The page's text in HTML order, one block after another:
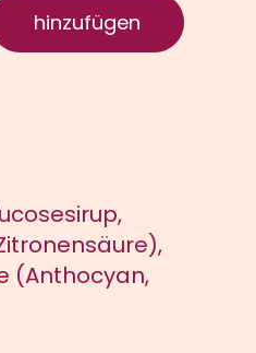
hinzufügen
(Anthocyan,